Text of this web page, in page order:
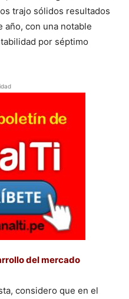
trajo sólidos resultados
con una notable
por séptimo
del mercado
considero que en el